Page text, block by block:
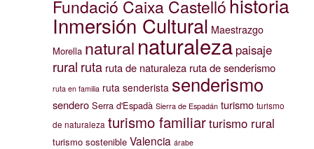
Fundació Caixa Castellóhistoria
Inmersión Cultural Maestrazgo
Morella natural naturaleza paisaje
rural ruta ruta de naturaleza ruta de senderismo
ruta en familia ruta senderista senderismo
sendero Serra d'Espadà Sierra de Espadán turismo turismo
de naturaleza turismo familiarturismo rural
turismo sostenible Valencia árabe